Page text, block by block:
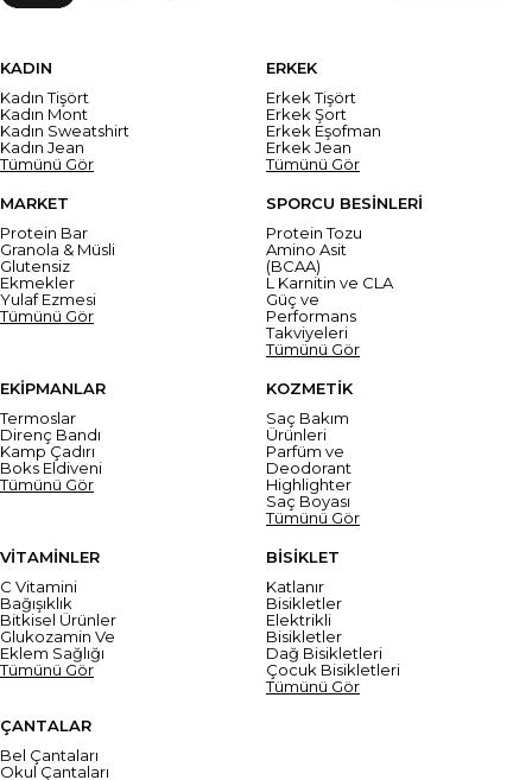
KADIN
Kadın Tişört
Kadın Mont
Kadın Sweatshirt
Kadın Jean
Tümünü Gör
ERKEK
Erkek Tişört
Erkek Şort
Erkek Eşofman
Erkek Jean
Tümünü Gör
MARKET
Protein Bar
Granola & Müsli
Glutensiz
Ekmekler
Yulaf Ezmesi
Tümünü Gör
SPORCU BESİNLERİ
Protein Tozu
Amino Asit
(BCAA)
L Karnitin ve CLA
Güç ve
Performans
Takviyeleri
Tümünü Gör
EKİPMANLAR
Termoslar
Direnç Bandı
Kamp Çadırı
Boks Eldiveni
Tümünü Gör
KOZMETİK
Saç Bakım
Ürünleri
Parfüm ve
Deodorant
Highlighter
Saç Boyası
Tümünü Gör
VİTAMİNLER
C Vitamini
Bağışıklık
Bitkisel Ürünler
Glukozamin Ve
Eklem Sağlığı
Tümünü Gör
BİSİKLET
Katlanır
Bisikletler
Elektrikli
Bisikletler
Dağ Bisikletleri
Çocuk Bisikletleri
Tümünü Gör
ÇANTALAR
Bel Çantaları
Okul Çantaları